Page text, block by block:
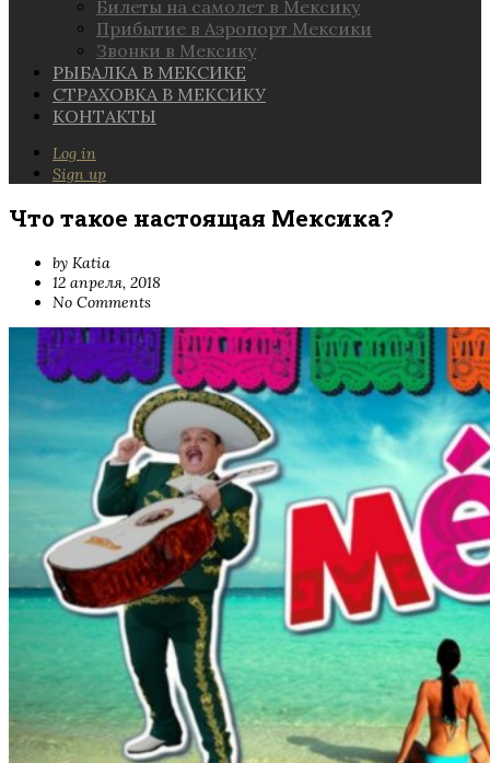
Билеты на самолет в Мексику
Прибытие в Аэропорт Мексики
Звонки в Мексику
РЫБАЛКА В МЕКСИКЕ
СТРАХОВКА В МЕКСИКУ
КОНТАКТЫ
Log in
Sign up
Что такое настоящая Мексика?
by Katia
12 апреля, 2018
No Comments